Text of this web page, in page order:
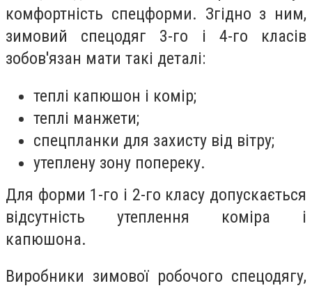
комфортність спецформи. Згідно з ним,
зимовий спецодяг 3-го і 4-го класів
зобов'язан мати такі деталі:
теплі капюшон і комір;
теплі манжети;
спецпланки для захисту від вітру;
утеплену зону попереку.
Для форми 1-го і 2-го класу допускається
відсутність утеплення коміра і
капюшона.
Виробники зимової робочого спецодягу,